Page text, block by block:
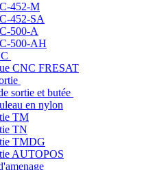
452-M
452-SA
500-A
500-AH
CNC FRESAT
sortie et butée
en nylon
TM
TN
TMDG
AUTOPOS